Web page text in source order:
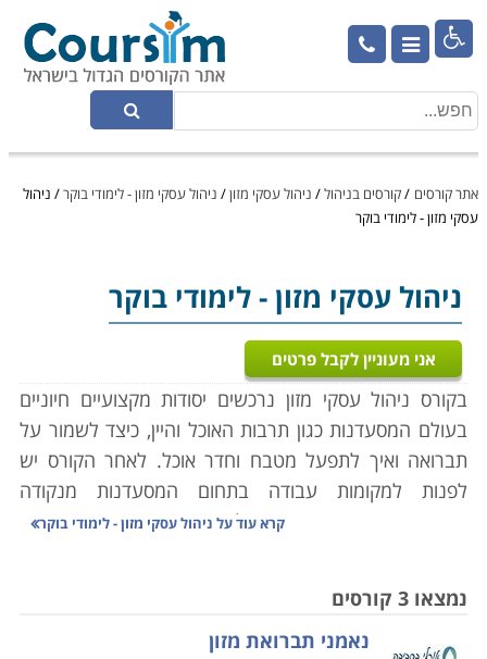

אתר קורסים /קורסים בניהול/ ניהול עסקי מזון/ ניהול עסקי מזון - לימודי בוקר/ ניהול
עסקי מזון - לימודי בוקר
ניהול עסקי מזון - לימודי בוקר
אני מעוניין לקבל פרטים
בקורס ניהול עסקי מזון נרכשים יסודות מקצועיים חיוניים
בעולם המסעדנות כגון תרבות האוכל והיין, כיצד לשמור על
תברואה ואיך לתפעל מטבח וחדר אוכל. לאחר הקורס יש
לפנות למקומות עבודה בתחום המסעדנות מנקודה
מקצועית גבוהה יותר, וכמובן ליזום עסק עצמאי פרטי חדש.
לציין ניהול צוות משאבי אנוש ושרשרת אספקה, שיווק, משא
ומתן, תמחור ותפעול של חדרי אוכל ומטבחים, תזונה נכונה,
קרא עוד על ניהול עסקי מזון - לימודי בוקר
נמצאו 3 קורסים
נאמני תברואת מזון